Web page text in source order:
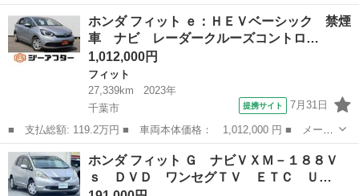
名： ホンダ ■ 車種名： フィット ■ グレード名： １３Ｇ・Ｓ
パッケージ ワンオーナー／ナビ／ＣＤ再生／バックカメラ／衝突軽
減ブレーキ／...
千葉 フィット
ホンダ フィット ｅ：ＨＥＶベーシック 禁煙
車 ナビ レーダークルーズコントロ…
1,012,000円
フィット
27,339km
2023年
千葉市
提携サイト 7月31日
■ 支払総額: 119.2万円 ■ 車両本体価格： 1,012,000 円 ■ メーカ
ー名： ホンダ ■ 車種名： フィット ■ グレード名： ｅ：ＨＥ
Ｖベーシック 禁煙車 ナビ レーダークルーズコントロール 衝突
軽減ブレ...
千葉 千葉市 フィット
ホンダ フィット Ｇ ナビＶＸＭ－１８８Ｖ
ｓ ＤＶＤ ワンセグＴＶ ＥＴＣ Ｕ…